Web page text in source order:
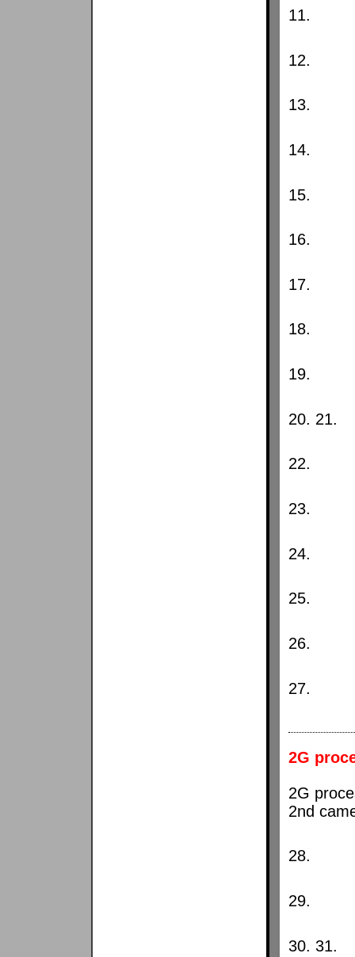
11.
12.
13.
14.
15.
16.
17.
18.
19.
20. 21.
22.
23.
24.
25.
26.
27.
2G
2G
2nd
28.
29.
30. 31.